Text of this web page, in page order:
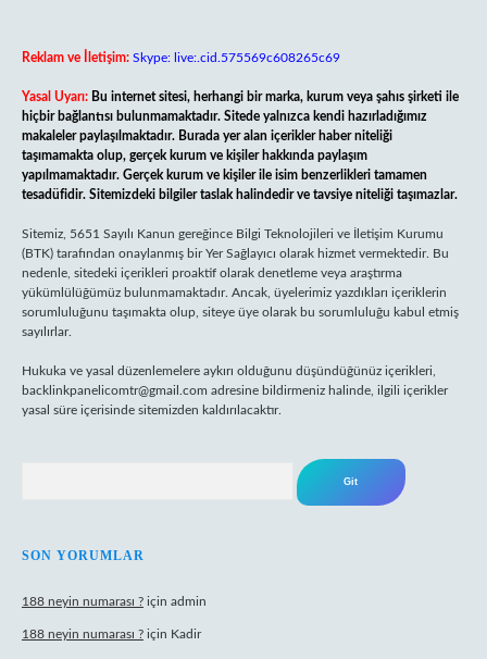
Reklam ve İletişim: Skype: live:.cid.575569c608265c69
Yasal Uyarı: Bu internet sitesi, herhangi bir marka, kurum veya şahıs şirketi ile
hiçbir bağlantısı bulunmamaktadır. Sitede yalnızca kendi hazırladığımız
makaleler paylaşılmaktadır. Burada yer alan içerikler haber niteliği
taşımamakta olup, gerçek kurum ve kişiler hakkında paylaşım
yapılmamaktadır. Gerçek kurum ve kişiler ile isim benzerlikleri tamamen
tesadüfidir. Sitemizdeki bilgiler taslak halindedir ve tavsiye niteliği taşımazlar.
Sitemiz, 5651 Sayılı Kanun gereğince Bilgi Teknolojileri ve İletişim Kurumu
(BTK) tarafından onaylanmış bir Yer Sağlayıcı olarak hizmet vermektedir. Bu
nedenle, sitedeki içerikleri proaktif olarak denetleme veya araştırma
yükümlülüğümüz bulunmamaktadır. Ancak, üyelerimiz yazdıkları içeriklerin
sorumluluğunu taşımakta olup, siteye üye olarak bu sorumluluğu kabul etmiş
sayılırlar.
Hukuka ve yasal düzenlemelere aykırı olduğunu düşündüğünüz içerikleri,
backlinkpanelicomtr@gmail.com adresine bildirmeniz halinde, ilgili içerikler
yasal süre içerisinde sitemizden kaldırılacaktır.
SON YORUMLAR
188 neyin numarası ? için admin
188 neyin numarası ? için Kadir